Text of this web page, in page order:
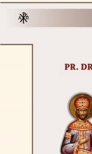
2025
2024
2023